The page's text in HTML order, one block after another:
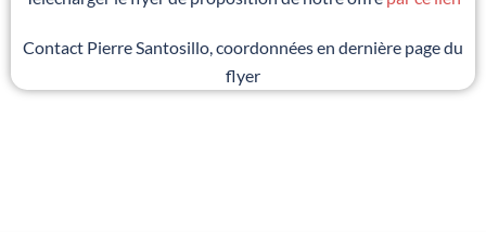
Contact Pierre Santosillo, coordonnées en dernière page du
flyer